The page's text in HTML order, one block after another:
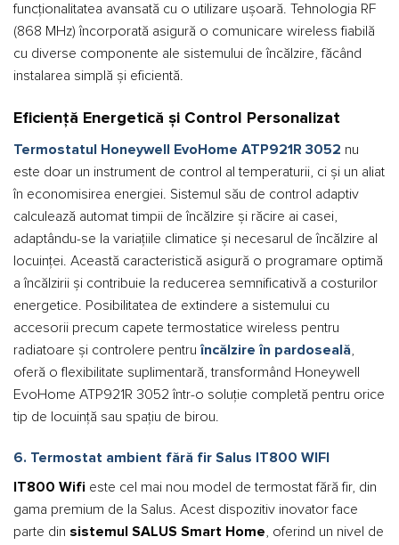
funcționalitatea avansată cu o utilizare ușoară. Tehnologia RF
(868 MHz) încorporată asigură o comunicare wireless fiabilă
cu diverse componente ale sistemului de încălzire, făcând
instalarea simplă și eficientă.
Eficiență Energetică și Control Personalizat
Termostatul Honeywell EvoHome ATP921R 3052 nu
este doar un instrument de control al temperaturii, ci și un aliat
în economisirea energiei. Sistemul său de control adaptiv
calculează automat timpii de încălzire și răcire ai casei,
adaptându-se la variațiile climatice și necesarul de încălzire al
locuinței. Această caracteristică asigură o programare optimă
a încălzirii și contribuie la reducerea semnificativă a costurilor
energetice. Posibilitatea de extindere a sistemului cu
accesorii precum capete termostatice wireless pentru
radiatoare și controlere pentruîncălzire în pardoseală
oferă o flexibilitate suplimentară, transformând Honeywell
EvoHome ATP921R 3052 într-o soluție completă pentru orice
tip de locuință sau spațiu de birou.
6. Termostat ambient fără fir Salus IT800 WIFI
IT800 Wifi este cel mai nou model de termostat fără fir, din
gama premium de la Salus. Acest dispozitiv inovator face
parte din sistemul SALUS Smart Home , oferind un nivel de